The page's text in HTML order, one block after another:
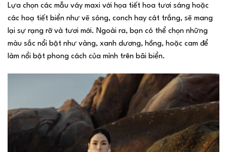
Lựa chọn các mẫu váy maxi với họa tiết hoa tươi sáng hoặc
các hoạ tiết biển như vẽ sóng, conch hay cát trắng, sẽ mang
lại sự rạng rỡ và tươi mới. Ngoài ra, bạn có thể chọn những
màu sắc nổi bật như vàng, xanh dương, hồng, hoặc cam để
làm nổi bật phong cách của mình trên bãi biển.